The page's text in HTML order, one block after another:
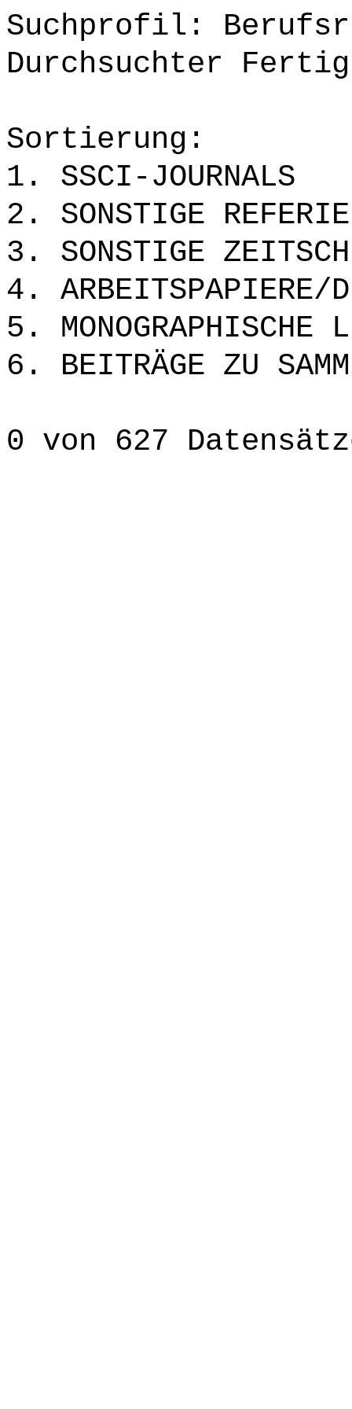
Suchprofil:
Durchsuchter
Sortierung:
1. SSCI-JOURNALS
2. SONSTIGE
3. SONSTIGE
4. ARBEITSPAPIERE/
5. MONOGRAPHISCHE
6. BEITRÄGE ZU
0 von 627